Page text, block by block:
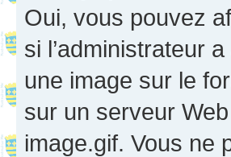
Oui, vous pouvez
si l’administrateur
une image sur le
sur un serveur
image.gif. Vous ne